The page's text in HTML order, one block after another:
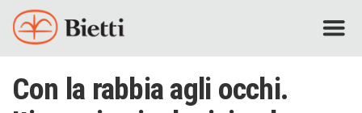
Con la rabbia agli occhi.